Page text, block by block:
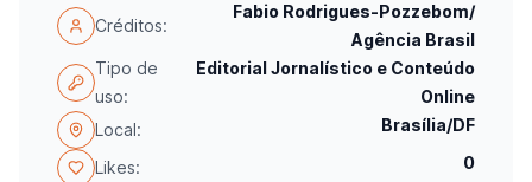
Créditos:
Fabio Rodrigues-Pozzebom/
Agência Brasil
Tipo de
uso:
Editorial Jornalístico e Conteúdo
Online
Local:
Brasília/DF
Likes: 0